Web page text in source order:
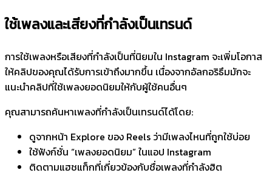
ใช้เพลงและเสียงที่กำลังเป็นเทรนด์
การใช้เพลงหรือเสียงที่กำลังเป็นที่นิยมใน Instagram จะเพิ่มโอกาส
ให้คลิปของคุณได้รับการเข้าถึงมากขึ้น เนื่องจากอัลกอริธึมมักจะ
แนะนำคลิปที่ใช้เพลงยอดนิยมให้กับผู้ใช้คนอื่นๆ
คุณสามารถค้นหาเพลงที่กำลังเป็นเทรนด์ได้โดย:
ดูจากหน้า Explore ของ Reels ว่ามีเพลงไหนที่ถูกใช้บ่อย
ใช้ฟังก์ชั่น “เพลงยอดนิยม” ในแอป Instagram
ติดตามแฮชแท็กที่เกี่ยวข้องกับชื่อเพลงที่กำลังฮิต